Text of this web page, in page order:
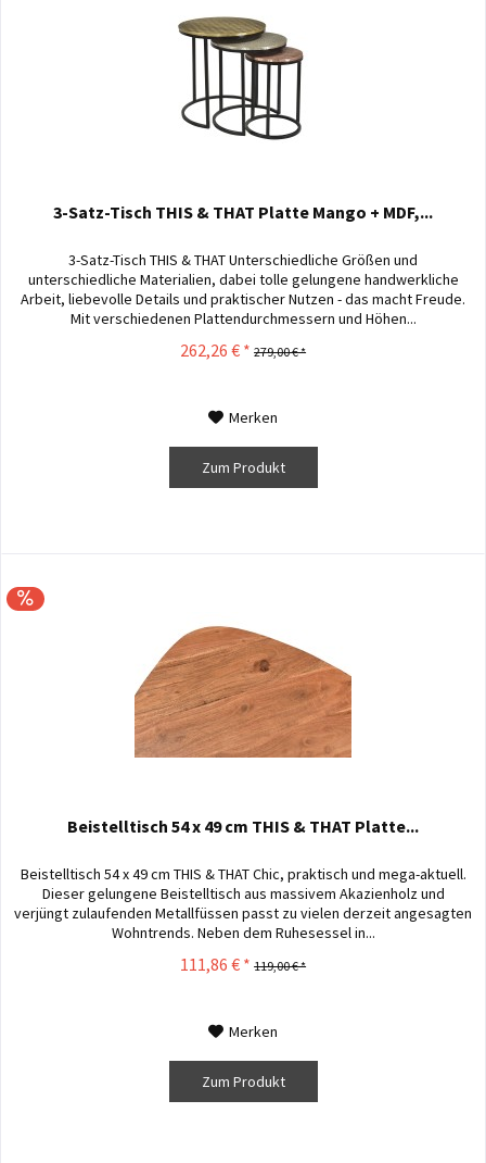
3-Satz-Tisch THIS & THAT Platte Mango + MDF,...
3-Satz-Tisch THIS & THAT Unterschiedliche Größen und
unterschiedliche Materialien, dabei tolle gelungene handwerkliche
Arbeit, liebevolle Details und praktischer Nutzen - das macht Freude.
Mit verschiedenen Plattendurchmessern und Höhen...
262,26 € * 279,00 € *
Merken
Zum Produkt
Beistelltisch 54 x 49 cm THIS & THAT Platte...
Beistelltisch 54 x 49 cm THIS & THAT Chic, praktisch und mega-aktuell.
Dieser gelungene Beistelltisch aus massivem Akazienholz und
verjüngt zulaufenden Metallfüssen passt zu vielen derzeit angesagten
Wohntrends. Neben dem Ruhesessel in...
111,86 € * 119,00 € *
Merken
Zum Produkt